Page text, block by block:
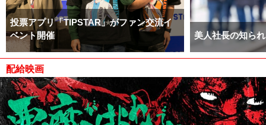
投票アプリ「TIPSTAR」がファン交流イ
ベント開催
美人社長の知ら
配給映画